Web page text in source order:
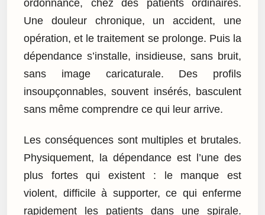
ordonnance, chez des patients ordinaires.
Une douleur chronique, un accident, une
opération, et le traitement se prolonge. Puis la
dépendance s’installe, insidieuse, sans bruit,
sans image caricaturale. Des profils
insoupçonnables, souvent insérés, basculent
sans même comprendre ce qui leur arrive.
Les conséquences sont multiples et brutales.
Physiquement, la dépendance est l’une des
plus fortes qui existent : le manque est
violent, difficile à supporter, ce qui enferme
rapidement les patients dans une spirale.